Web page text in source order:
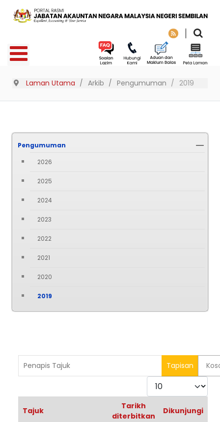
Laman Utama Arkib Pengumuman 2019
Pengumuman
2026
2025
2024
2023
2022
2021
2020
2019
Tapisan
Paparkan
Tajuk
Tarikh
diterbitkan
Dikunjungi